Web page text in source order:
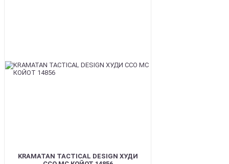
KRAMATAN TACTICAL DESIGN ХУДИ